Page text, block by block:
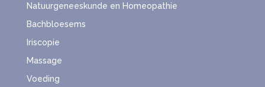
Natuurgeneeskunde en Homeopathie
Bachbloesems
Iriscopie
Massage
Voeding